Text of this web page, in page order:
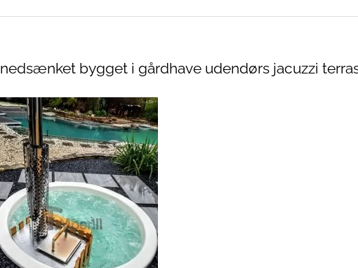
nedsænket bygget i gårdhave udendørs jacuzzi